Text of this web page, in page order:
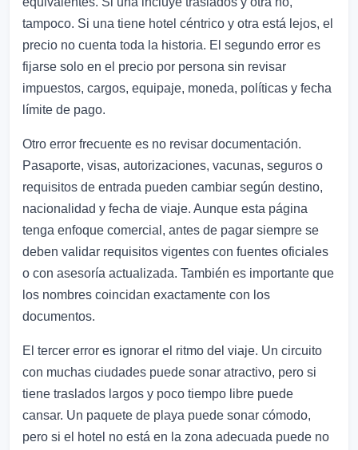
tampoco. Si una tiene hotel céntrico y otra está lejos, el
precio no cuenta toda la historia. El segundo error es
fijarse solo en el precio por persona sin revisar
impuestos, cargos, equipaje, moneda, políticas y fecha
límite de pago.
Otro error frecuente es no revisar documentación.
Pasaporte, visas, autorizaciones, vacunas, seguros o
requisitos de entrada pueden cambiar según destino,
nacionalidad y fecha de viaje. Aunque esta página
tenga enfoque comercial, antes de pagar siempre se
deben validar requisitos vigentes con fuentes oficiales
o con asesoría actualizada. También es importante que
los nombres coincidan exactamente con los
documentos.
El tercer error es ignorar el ritmo del viaje. Un circuito
con muchas ciudades puede sonar atractivo, pero si
tiene traslados largos y poco tiempo libre puede
cansar. Un paquete de playa puede sonar cómodo,
pero si el hotel no está en la zona adecuada puede no